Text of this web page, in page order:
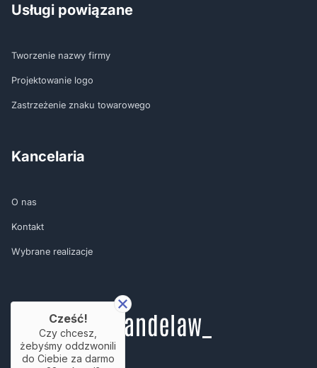
Usługi powiązane
Tworzenie nazwy firmy
Projektowanie logo
Zastrzeżenie znaku towarowego
Kancelaria
O nas
Kontakt
Wybrane realizacje
Cześć!
Czy chcesz,
żebyśmy oddzwonili
do Ciebie za darmo